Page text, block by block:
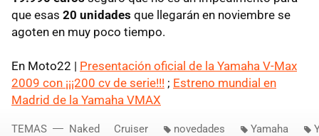
que esas 20 unidades que llegarán en noviembre se
agoten en muy poco tiempo.
En Moto22 | Presentación oficial de la Yamaha V-Max
2009 con ¡¡¡200 cv de serie!!! ; Estreno mundial en
Madrid de la Yamaha VMAX
TEMAS Naked Cruiser novedades Yamaha